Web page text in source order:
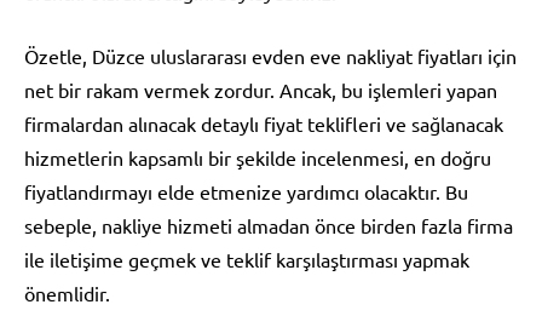
Özetle, Düzce uluslararası evden eve nakliyat fiyatları için
net bir rakam vermek zordur. Ancak, bu işlemleri yapan
firmalardan alınacak detaylı fiyat teklifleri ve sağlanacak
hizmetlerin kapsamlı bir şekilde incelenmesi, en doğru
fiyatlandırmayı elde etmenize yardımcı olacaktır. Bu
sebeple, nakliye hizmeti almadan önce birden fazla firma
ile iletişime geçmek ve teklif karşılaştırması yapmak
önemlidir.